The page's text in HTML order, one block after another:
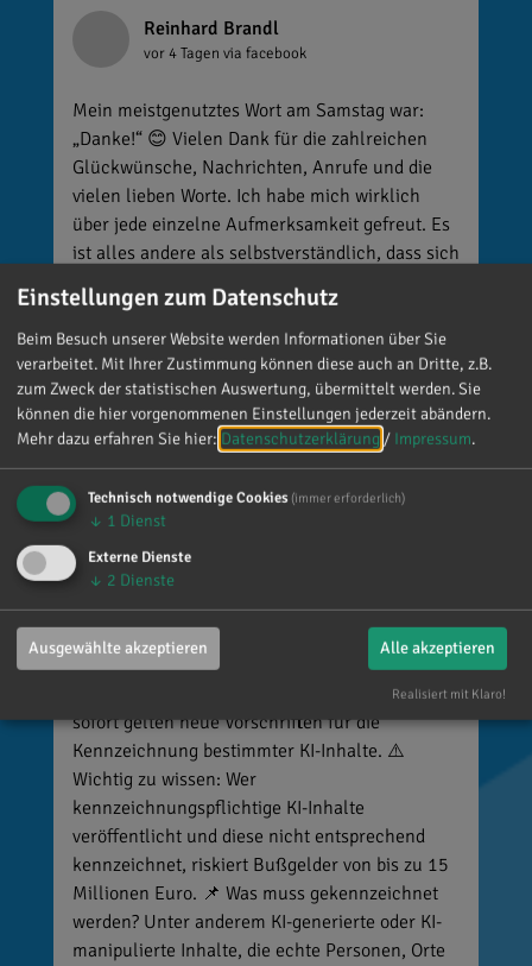
Reinhard Brandl
vor 4 Tagen via facebook
Mein meistgenutztes Wort am Samstag war:
„Danke!“ 😊 Vielen Dank für die zahlreichen
Glückwünsche, Nachrichten, Anrufe und die
vielen lieben Worte. Ich habe mich wirklich
über jede einzelne Aufmerksamkeit gefreut. Es
ist alles andere als selbstverständlich, dass sich
so viele Menschen die Zeit nehmen, an einen zu
denken. Umso mehr weiß ich das zu schätzen.
Reinhard Brandl
🚨 Neues EU-Gesetz seit dem 2. August! Ab
sofort gelten neue Vorschriften für die
Kennzeichnung bestimmter KI-Inhalte. ⚠️
Wichtig zu wissen: Wer
kennzeichnungspflichtige KI-Inhalte
veröffentlicht und diese nicht entsprechend
kennzeichnet, riskiert Bußgelder von bis zu 15
Millionen Euro. 📌 Was muss gekennzeichnet
werden? Unter anderem KI-generierte oder KI-
manipulierte Inhalte, die echte Personen, Orte
Einstellungen zum Datenschutz
Beim Besuch unserer Website werden Informationen über Sie
verarbeitet. Mit Ihrer Zustimmung können diese auch an Dritte, z.B.
zum Zweck der statistischen Auswertung, übermittelt werden. Sie
können die hier vorgenommenen Einstellungen jederzeit abändern.
Mehr dazu erfahren Sie hier: Datenschutzerklärung / Impressum.
Technisch notwendige Cookies (immer erforderlich)
↓ 1 Dienst
Externe Dienste
↓ 2 Dienste
Ausgewählte akzeptieren Alle akzeptieren
Realisiert mit Klaro!